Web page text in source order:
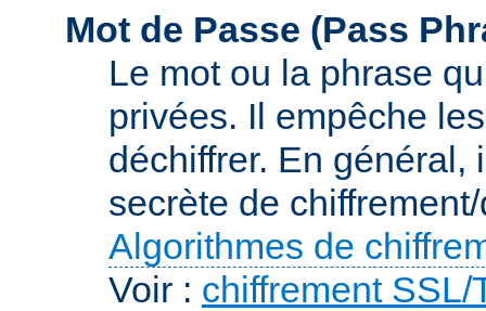
Mot de Passe (Pass
Le mot ou la phrase
privées. Il empêche
déchiffrer. En général,
secrète de
Algorithmes de
Voir : chiffrement SSL/